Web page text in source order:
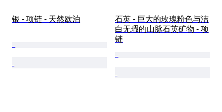
银 - 项链 - 天然欧泊
石英 - 巨大的玫瑰粉色与洁
白无瑕的山脉石英矿物 - 项
链